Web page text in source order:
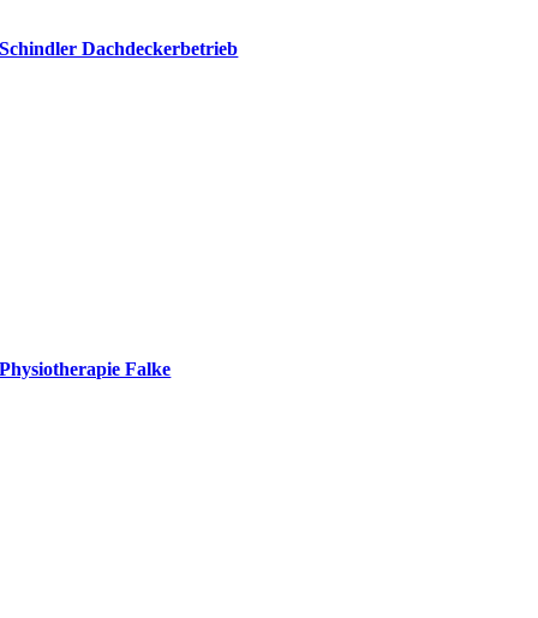
Schindler Dachdeckerbetrieb
Physiotherapie Falke